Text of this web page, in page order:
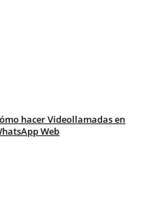
hacer Videollamadas en
Web